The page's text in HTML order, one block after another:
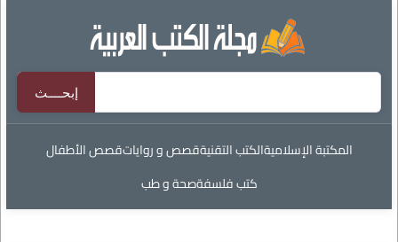
المكتبة الإسلاميةالكتب التقنيةقصص و رواياتقصص الأطفال
كتب فلسفةصحة و طب